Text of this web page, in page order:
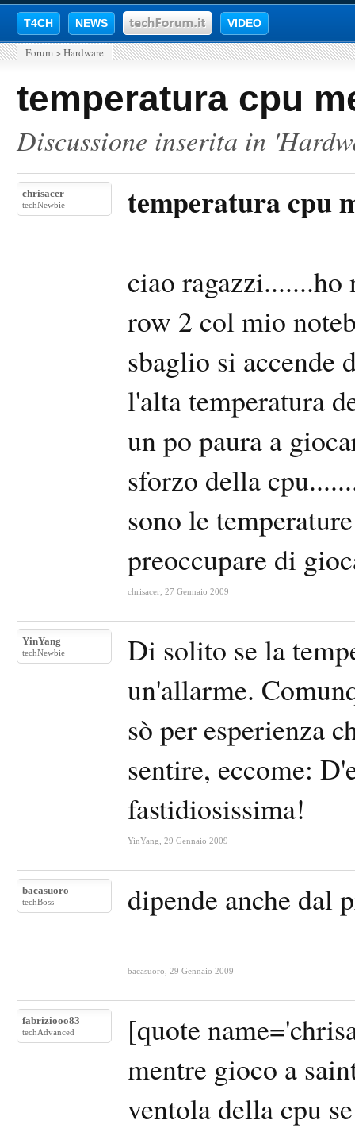
T4CH NEWS VIDEO
Forum > Hardware
temperatura cpu
Discussione inserita in '
chrisacer
techNewbie temperatura cpu
ciao ragazzi.......ho
row 2 col mio
sbaglio si accende
l'alta temperatura
un po paura a
sforzo della
sono le
preoccupare di
chrisacer 27 Gennaio 2009
YinYang
techNewbie
Di solito se la
un'allarme.
sò per esperienza
sentire, eccome:
fastidiosissima!
YinYang 29 Gennaio 2009
bacasuoro
techBoss dipende anche dal
bacasuoro 29 Gennaio 2009
fabriziooo83
techAdvanced
[quote
mentre gioco a
ventola della cpu